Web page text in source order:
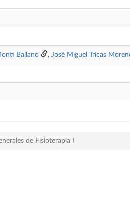
Ballano , José Miguel Tricas
de Fisioterapia I